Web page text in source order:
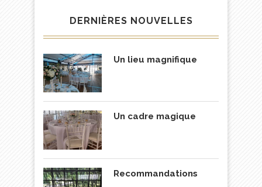
DERNIÈRES NOUVELLES
Un lieu magnifique
Un cadre magique
Recommandations